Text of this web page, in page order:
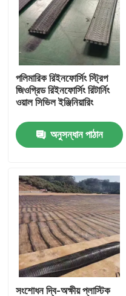
ভিডিও
VR প্রদর্শন
আমাদের সম্পর্কে
কারখানা ভ্রমণ
মান নিয়ন্ত্রণ
আমাদের সাথে যোগাযোগ করুন
উদ্ধৃতির জন্য আবেদন
জিওটেক্সটাইল জিওগ্রিড
পলিমারিক রিইনফোর্সিং স্ট্রিপ
জিওগ্রিড রিইনফোর্সিং রিটার্নিং
ওয়াল সিভিল ইঞ্জিনিয়ারিং
অনুসন্ধান পাঠান
সংশোধন দ্বি-অক্ষীয় প্লাস্টিক